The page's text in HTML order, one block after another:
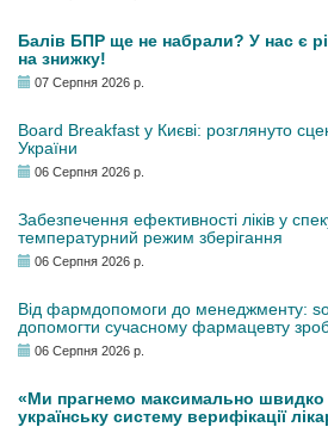
Балів БПР ще не набрали? У нас є
на знижку!
07 Серпня 2026 р.
Board Breakfast у Києві: розглянуто
України
06 Серпня 2026 р.
Забезпечення ефективності ліків у
температурний режим зберігання
06 Серпня 2026 р.
Від фармдопомоги до менеджменту:
допомогти сучасному фармацевту
06 Серпня 2026 р.
«Ми прагнемо максимально швидко
українську систему верифікації